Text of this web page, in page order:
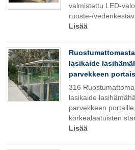
valmistettu LED-
ruoste-/
Lisää
lasikaide
parvekkeen
316
lasikaide
parvekkeen
korkealaatuisten
Lisää